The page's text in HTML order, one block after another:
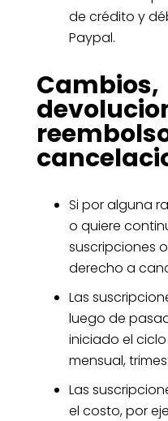
de crédito y
Paypal.
Cambios,
Si por alguna
o quiere
suscripciones
derecho a
Las
luego de
iniciado el
mensual,
Las
el costo, por